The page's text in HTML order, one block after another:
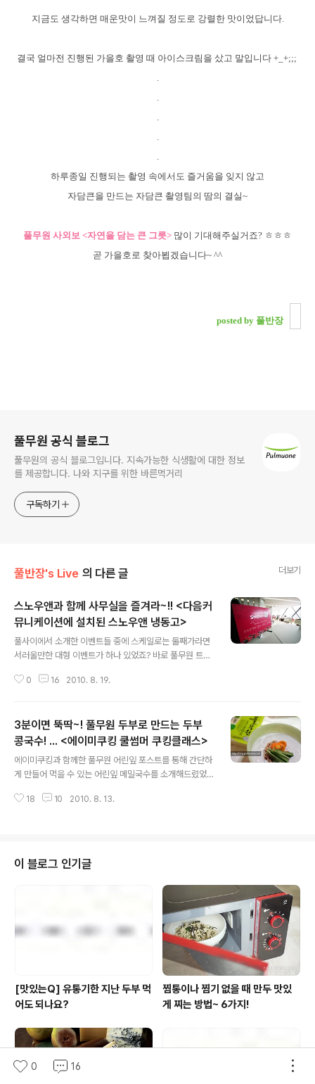
지금도 생각하면 매운맛이 느껴질 정도로 강렬한 맛이었답니다.
결국 얼마전 진행된 가을호 촬영 때 아이스크림을 샀고 말입니다 +_+;;;
.
.
.
.
.
하루종일 진행되는 촬영 속에서도 즐거움을 잊지 않고
자담큰을 만드는 자담큰 촬영팀의 땀의 결실~
풀무원 사외보 <자연을 담는 큰 그릇> 많이 기대해주실거죠? ㅎㅎㅎ
곧 가을호로 찾아뵙겠습니다~ ^^
posted by 풀반장
풀무원 공식 블로그
풀무원의 공식 블로그입니다. 지속가능한 식생활에 대한 정보
를 제공합니다. 나와 지구를 위한 바른먹거리
구독하기
풀반장's Live 의 다른 글 더보기
스노우앤과 함께 사무실을 즐겨라~!! <다음커
뮤니케이션에 설치된 스노우앤 냉동고>
풀사이에서 소개한 이벤트들 중에 스케일로는 둘째가라면
서러울만한 대형 이벤트가 하나 있었죠? 바로 풀무원 트위
스노우앤 냉동고를 설치해 드리고 그 기간 동안 스노우앤
늘같은 날..헥헥-) 이벤트에 당첨되신 분의 회사로 스노우
앤을 꽉꽉 눌러담은 스노우앤 냉동고가 출동 했다고 하는
데요, 모두가 부러워할~^^ 스노우앤 냉동고가 설치된 그
사무실을 풀반장이 급습했습니다. 덧. 부..부러우면 지는 겁
생긴 이곳은 어디 일까요? 모습만으로는 마치 미술관을 연
0 16 2010. 8. 19.
3분이면 뚝딱~! 풀무원 두부로 만드는 두부
콩국수! ... <에이미쿠킹 쿨썸머 쿠킹클래스>
에이미쿠킹과 함께한 풀무원 어린잎 포스트를 통해 간단하
게 만들어 먹을 수 있는 어린잎 메밀국수를 소개해드렸었
들 수 있는 레시피라 그런지 반응이 좋더라구요. 그래서 제
콩국수를 소개해드릴까합니다. 요리 실력이 조금 부족한
사람이라도 손쉽게 멋진 콩국수를 만들 수 있을 정도의 쉬
운 레시피인 만큼 메모는 필수, 실습은 선택인 거 아시죠? ^
^ 그럼, 지금부터 풀반장과 함께~ 3분 동안 로 콩국수를 만
들어 보실까요? 이 곳은 패션과 멋이 살아숨쉬는 곳~ 강남
구 신사동의 가로수길 이랍니..
18 10 2010. 8. 13.
이 블로그 인기글
[맛있는Q] 유통기한 지난 두부 먹
어도 되나요?
찜통이나 찜기 없을 때 만두 맛있
게 찌는 방법~ 6가지!
0 16